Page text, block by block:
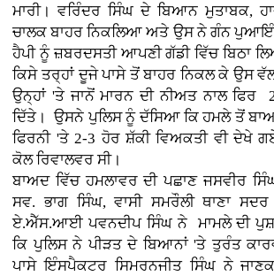
ਮਾਰੀ। ਵਰਿੰਦਰ ਸਿੰਘ ਦੇ ਬਿਆਨ ਮੁਤਾਬਕ,
ਚਾਲਕ ਬਾਹਰ ਨਿਕਲਿਆ ਅਤੇ ਉਸ ਨੇ ਗੰਨ
ਹੈਪੀ ਨੂੰ ਜ਼ਬਰਦਸਤੀ ਆਪਣੀ ਗੱਡੀ ਵਿੱਚ ਬਿਠਾ
ਕਿਸੇ ਤਰ੍ਹਾਂ ਦੂਜੇ ਪਾਸੇ ਤੋਂ ਬਾਹਰ ਨਿਕਲ ਕੇ ਉਸ
ਉਨ੍ਹਾਂ 'ਤੇ ਜਾਨੋਂ ਮਾਰਨ ਦੀ ਨੀਅਤ ਨਾਲ ਫਿਰ
ਦਿੱਤੇ। ਉਸਨੇ ਪੁਲਿਸ ਨੂੰ ਦੱਸਿਆ ਕਿ ਹਮਲੇ ਤੋਂ
ਫਿਰਨੀ 'ਤੇ 2-3 ਹੋਰ ਸ਼ੱਕੀ ਵਿਅਕਤੀ ਵੀ ਦੇਖੇ
ਕੋਲ ਰਿਵਾਲਵਰ ਸੀ।
ਬਾਅਦ ਵਿੱਚ ਹਮਲਾਵਰ ਦੀ ਪਛਾਣ ਜਸਵੀਰ
ਸਵ. ਭਾਗ ਸਿੰਘ, ਵਾਸੀ ਸਮਰੌਲੀ ਥਾਣਾ
ਏ.ਐੱਸ.ਆਈ ਪਵਨਦੀਪ ਸਿੰਘ ਨੇ ਮਾਮਲੇ ਦੀ
ਕਿ ਪੁਲਿਸ ਨੇ ਪੀੜਤ ਦੇ ਬਿਆਨਾਂ 'ਤੇ ਤੁਰੰਤ
ਪਾਸੇ ਇੰਸਪੈਕਟਰ ਸਿਮਰਨਜੀਤ ਸਿੰਘ ਨੇ